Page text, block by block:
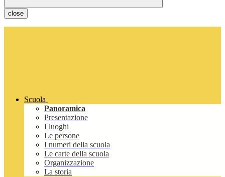
close
Scuola
Panoramica
Presentazione
I luoghi
Le persone
I numeri della scuola
Le carte della scuola
Organizzazione
La storia